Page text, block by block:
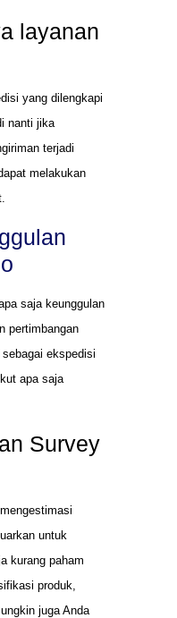
layanan
yang dilengkapi
nanti jika
terjadi
melakukan
saja keunggulan
pertimbangan
ekspedisi
apa saja
Survey
untuk
kurang paham
produk,
juga Anda